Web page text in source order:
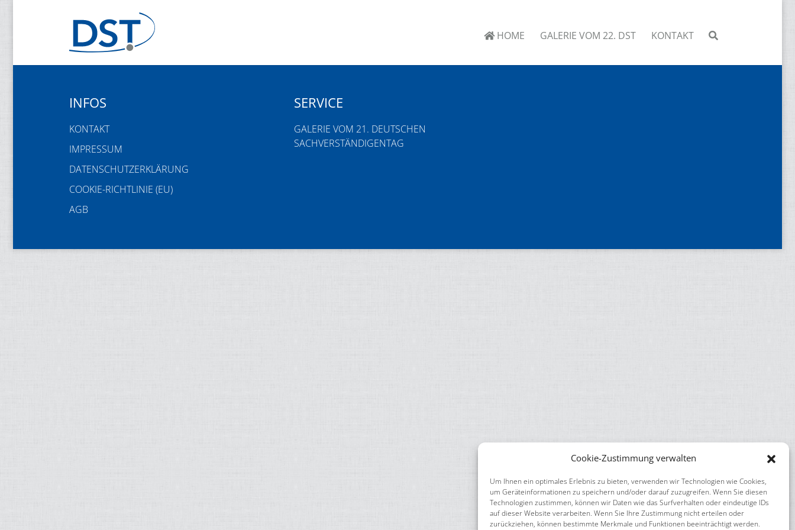
Cookie-Zustimmung verwalten
Um Ihnen ein optimales Erlebnis zu bieten, verwenden wir Technologien wie Cookies,
um Geräteinformationen zu speichern und/oder darauf zuzugreifen. Wenn Sie diesen
Technologien zustimmen, können wir Daten wie das Surfverhalten oder eindeutige IDs
auf dieser Website verarbeiten. Wenn Sie Ihre Zustimmung nicht erteilen oder
zurückziehen, können bestimmte Merkmale und Funktionen beeinträchtigt werden.
HOME GALERIE VOM 22. DST KONTAKT
INFOS
KONTAKT
IMPRESSUM
DATENSCHUTZERKLÄRUNG
COOKIE-RICHTLINIE (EU)
AGB
SERVICE
GALERIE VOM 21. DEUTSCHEN
SACHVERSTÄNDIGENTAG